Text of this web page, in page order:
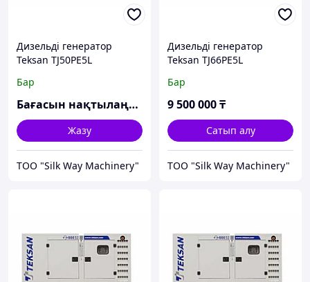
Дизельді генератор
Teksan TJ50PE5L
Бар
Бағасын нақтылаңыз
Жазу
TOO "Silk Way Machinery"
Дизельді генератор
Teksan TJ66PE5L
Бар
9 500 000₸
Сатып алу
TOO "Silk Way Machinery"